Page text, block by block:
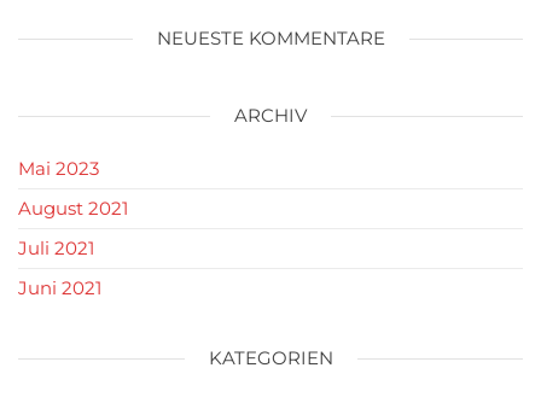
NEUESTE KOMMENTARE
ARCHIV
Mai 2023
August 2021
Juli 2021
Juni 2021
KATEGORIEN